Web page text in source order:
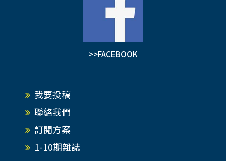
>>FACEBOOK
我要投稿
聯絡我們
訂閱方案
1-10期雜誌